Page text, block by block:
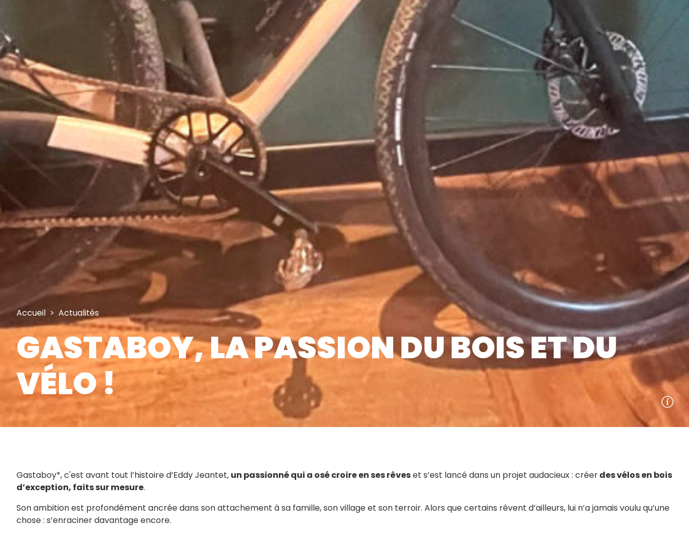
Accueil > Actualités
GASTABOY, LA PASSION DU BOIS ET DU
VÉLO !
Gastaboy*, c'est avant tout l’histoire d’Eddy Jeantet, un passionné qui a osé croire en ses rêveset s’est lancé dans un projet audacieux : créerdes vélos en bois
d’exception, faits sur mesure.
Son ambition est profondément ancrée dans son attachement à sa famille, son village et son terroir. Alors que certains rêvent d’ailleurs, lui n’a jamais voulu qu’une
chose : s’enraciner davantage encore.